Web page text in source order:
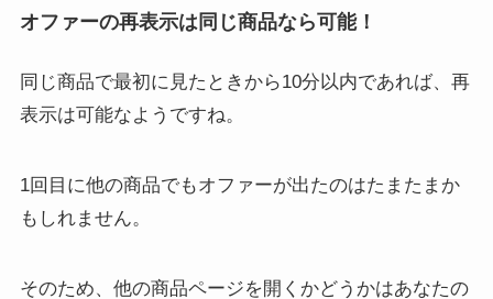
オファーの再表示は同じ商品なら可能！
同じ商品で最初に見たときから10分以内であれば、再
表示は可能なようですね。
1回目に他の商品でもオファーが出たのはたまたまか
もしれません。
そのため、他の商品ページを開くかどうかはあなたの